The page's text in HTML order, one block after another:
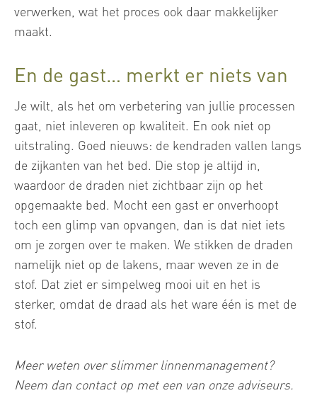
verwerken, wat het proces ook daar makkelijker
maakt.
En de gast… merkt er niets van
Je wilt, als het om verbetering van jullie processen
gaat, niet inleveren op kwaliteit. En ook niet op
uitstraling. Goed nieuws: de kendraden vallen langs
de zijkanten van het bed. Die stop je altijd in,
waardoor de draden niet zichtbaar zijn op het
opgemaakte bed. Mocht een gast er onverhoopt
toch een glimp van opvangen, dan is dat niet iets
om je zorgen over te maken. We stikken de draden
namelijk niet op de lakens, maar weven ze in de
stof. Dat ziet er simpelweg mooi uit en het is
sterker, omdat de draad als het ware één is met de
stof.
Meer weten over slimmer linnenmanagement?
Neem dan contact op met een van onze adviseurs.